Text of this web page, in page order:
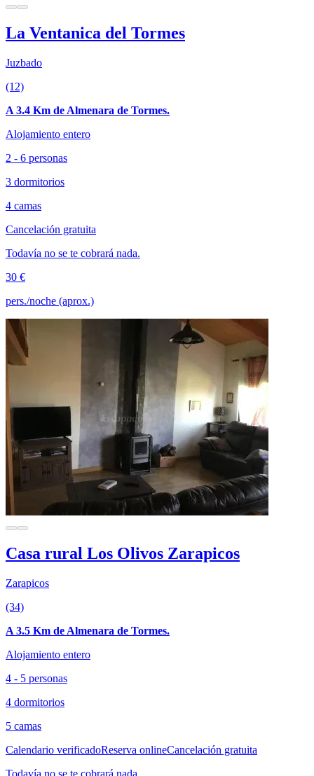
La Ventanica del Tormes
Juzbado
(12)
A 3.4 Km de Almenara de Tormes.
Alojamiento entero
2 - 6 personas
3 dormitorios
4 camas
Cancelación gratuita
Todavía no se te cobrará nada.
30 €
pers./noche (aprox.)
Casa rural Los Olivos Zarapicos
Zarapicos
(34)
A 3.5 Km de Almenara de Tormes.
Alojamiento entero
4 - 5 personas
4 dormitorios
5 camas
Calendario verificadoReserva onlineCancelación gratuita